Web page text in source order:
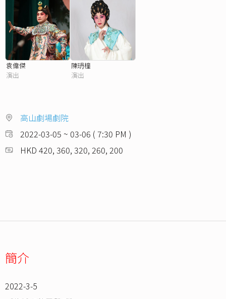
袁偉傑
演出
陳玬橦
演出
高山劇場劇院
2022-03-05 ~ 03-06 ( 7:30 PM )
HKD 420, 360, 320, 260, 200
簡介
2022-3-5